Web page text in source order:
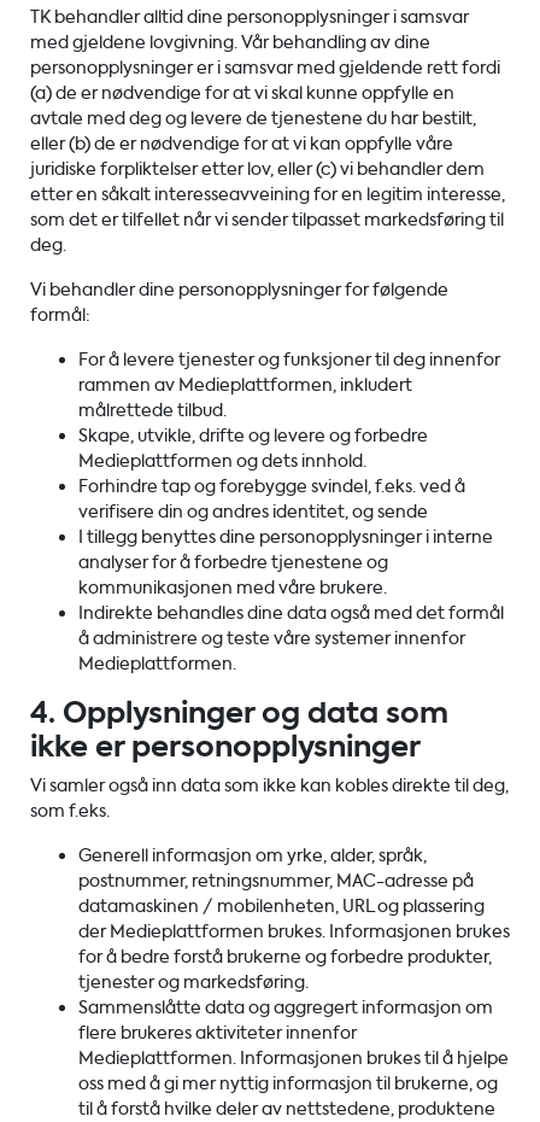
TK behandler alltid dine personopplysninger i samsvar
med gjeldene lovgivning. Vår behandling av dine
personopplysninger er i samsvar med gjeldende rett fordi
(a) de er nødvendige for at vi skal kunne oppfylle en
avtale med deg og levere de tjenestene du har bestilt,
eller (b) de er nødvendige for at vi kan oppfylle våre
juridiske forpliktelser etter lov, eller (c) vi behandler dem
etter en såkalt interesseavveining for en legitim interesse,
som det er tilfellet når vi sender tilpasset markedsføring til
deg.
Vi behandler dine personopplysninger for følgende
formål:
For å levere tjenester og funksjoner til deg innenfor
rammen av Medieplattformen, inkludert
målrettede tilbud.
Skape, utvikle, drifte og levere og forbedre
Medieplattformen og dets innhold.
Forhindre tap og forebygge svindel, f.eks. ved å
verifisere din og andres identitet, og sende
I tillegg benyttes dine personopplysninger i interne
analyser for å forbedre tjenestene og
kommunikasjonen med våre brukere.
Indirekte behandles dine data også med det formål
å administrere og teste våre systemer innenfor
Medieplattformen.
4. Opplysninger og data som
ikke er personopplysninger
Vi samler også inn data som ikke kan kobles direkte til deg,
som f.eks.
Generell informasjon om yrke, alder, språk,
postnummer, retningsnummer, MAC-adresse på
datamaskinen / mobilenheten, URL og plassering
der Medieplattformen brukes. Informasjonen brukes
for å bedre forstå brukerne og forbedre produkter,
tjenester og markedsføring.
Sammenslåtte data og aggregert informasjon om
flere brukeres aktiviteter innenfor
Medieplattformen. Informasjonen brukes til å hjelpe
oss med å gi mer nyttig informasjon til brukerne, og
til å forstå hvilke deler av nettstedene, produktene